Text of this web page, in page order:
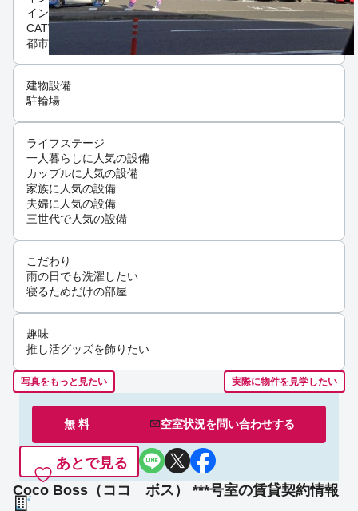
インターネット可
CATV
都市ガス
建物設備
駐輪場
ライフステージ
一人暮らしに人気の設備
カップルに人気の設備
家族に人気の設備
夫婦に人気の設備
三世代で人気の設備
こだわり
雨の日でも洗濯したい
寝るためだけの部屋
趣味
推し活グッズを飾りたい
写真をもっと見たい 実際に物件を見学したい
無 料 空室状況を問い合わせする
あとで見る
Coco Boss（ココ ボス） ***号室の賃貸契約情報